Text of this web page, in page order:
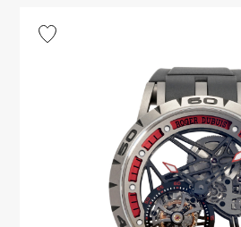
PATEK PHILIPPE
パテック・フィリップ
FRANCK MULLER
フランク・ミュラー
VACHERON
CONSTANTIN
ヴァシュロン・コンスタ
NOMBRE putite
ノンブルプティ
ALPHA putite
アルファプティ
RICH CROSS
リッチクロス
エルメスバッ